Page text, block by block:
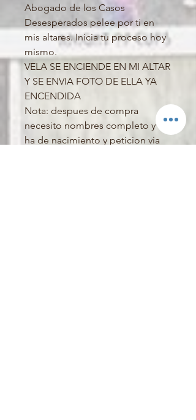
Abogado de los Casos
Desesperados pelee por ti en
mis altares. Inicia tu proceso hoy
mismo.
VELA SE ENCIENDE EN MI ALTAR
Y SE ENVIA FOTO DE ELLA YA
ENCENDIDA
Nota: despues de compra
necesito nombres completo y fec
ha de nacimiento y peticion via